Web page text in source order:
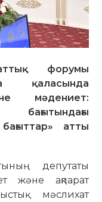
форумы
қаласында
мәдениет:
атты
депутаты
және ақпарат
мәслихат